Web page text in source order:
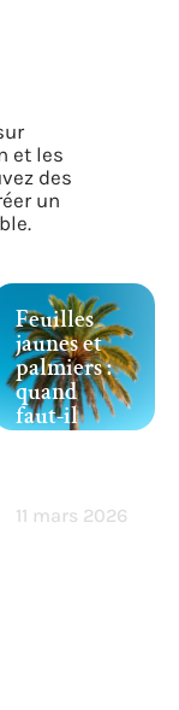
et les
des
un
Feuilles
jaunes et
palmiers :
quand
faut-il
vraiment
11 mars 2026